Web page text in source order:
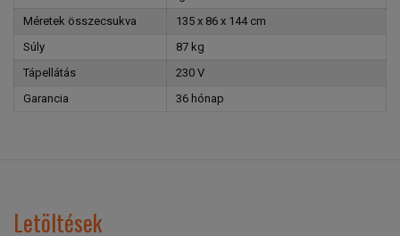
Méretek összecsukva
135 x 86 x 144 cm
Súly
87 kg
Tápellátás
230 V
Garancia
36 hónap
Letöltések